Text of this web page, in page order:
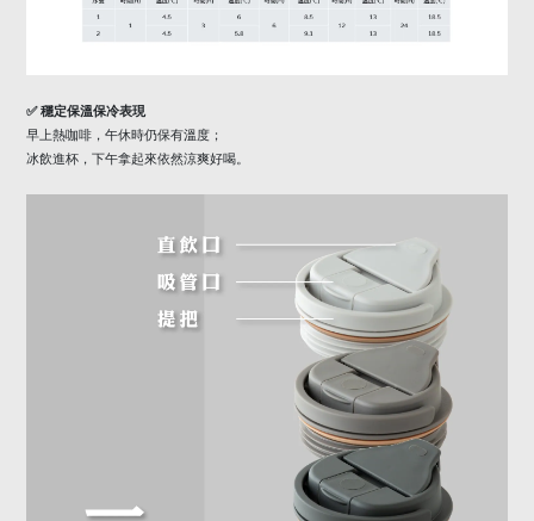
✅ 穩定保溫保冷表現
早上熱咖啡，午休時仍保有溫度；
冰飲進杯，下午拿起來依然涼爽好喝。